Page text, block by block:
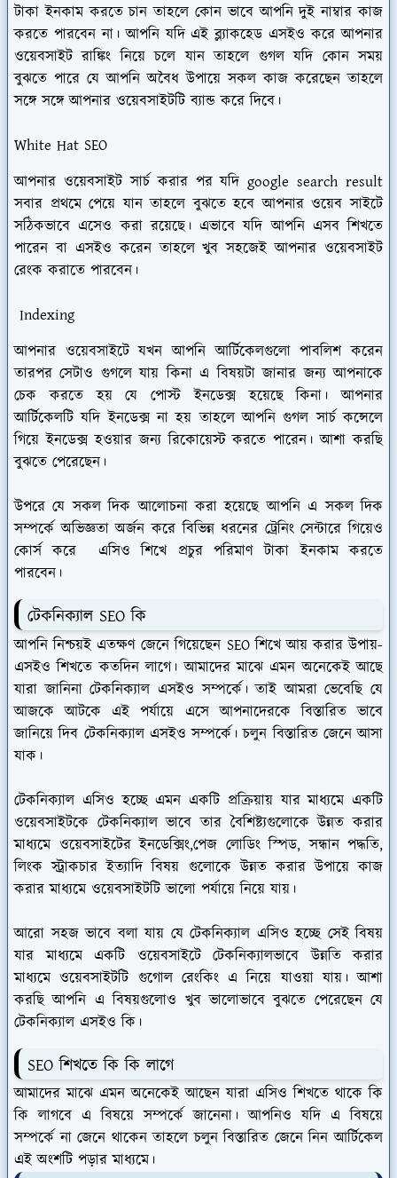
টাকা ইনকাম করতে চান তাহলে কোন ভাবে আপনি দুই নাম্বার কাজ
করতে পারবেন না। আপনি যদি এই ব্ল্যাকহেড এসইও করে আপনার
ওয়েবসাইট রাঙ্কিং নিয়ে চলে যান তাহলে গুগল যদি কোন সময়
বুঝতে পারে যে আপনি অবৈধ উপায়ে সকল কাজ করেছেন তাহলে
সঙ্গে সঙ্গে আপনার ওয়েবসাইটটি ব্যান্ড করে দিবে।
White Hat SEO
আপনার ওয়েবসাইট সার্চ করার পর যদি google search result
সবার প্রথমে পেয়ে যান তাহলে বুঝতে হবে আপনার ওয়েব সাইটে
সঠিকভাবে এসেও করা রয়েছে। এভাবে যদি আপনি এসব শিখতে
পারেন বা এসইও করেন তাহলে খুব সহজেই আপনার ওয়েবসাইট
রেংক করাতে পারবেন।
Indexing
আপনার ওয়েবসাইটে যখন আপনি আর্টিকেলগুলো পাবলিশ করেন
তারপর সেটাও গুগলে যায় কিনা এ বিষয়টা জানার জন্য আপনাকে
চেক করতে হয় যে পোস্ট ইনডেক্স হয়েছে কিনা। আপনার
আর্টিকেলটি যদি ইনডেক্স না হয় তাহলে আপনি গুগল সার্চ কন্সেলে
গিয়ে ইনডেক্স হওয়ার জন্য রিকোয়েস্ট করতে পারেন। আশা করছি
বুঝতে পেরেছেন।
উপরে যে সকল দিক আলোচনা করা হয়েছে আপনি এ সকল দিক
সম্পর্কে অভিজ্ঞতা অর্জন করে বিভিন্ন ধরনের ট্রেনিং সেন্টারে গিয়েও
কোর্স করে এসিও শিখে প্রচুর পরিমাণ টাকা ইনকাম করতে
পারবেন।
টেকনিক্যাল SEO কি
আপনি নিশ্চয়ই এতক্ষণ জেনে গিয়েছেন SEO শিখে আয় করার উপায়-
এসইও শিখতে কতদিন লাগে। আমাদের মাঝে এমন অনেকেই আছে
যারা জানিনা টেকনিক্যাল এসইও সম্পর্কে। তাই আমরা ভেবেছি যে
আজকে আটকে এই পর্যায়ে এসে আপনাদেরকে বিস্তারিত ভাবে
জানিয়ে দিব টেকনিক্যাল এসইও সম্পর্কে। চলুন বিস্তারিত জেনে আসা
যাক।
টেকনিক্যাল এসিও হচ্ছে এমন একটি প্রক্রিয়ায় যার মাধ্যমে একটি
ওয়েবসাইটকে টেকনিক্যাল ভাবে তার বৈশিষ্ট্যগুলোকে উন্নত করার
মাধ্যমে ওয়েবসাইটের ইনডেক্সিং,পেজ লোডিং স্পিড, সন্ধান পদ্ধতি,
লিংক স্ট্রাকচার ইত্যাদি বিষয় গুলোকে উন্নত করার উপায়ে কাজ
করার মাধ্যমে ওয়েবসাইটটি ভালো পর্যায়ে নিয়ে যায়।
আরো সহজ ভাবে বলা যায় যে টেকনিক্যাল এসিও হচ্ছে সেই বিষয়
যার মাধ্যমে একটি ওয়েবসাইটে টেকনিক্যালভাবে উন্নতি করার
মাধ্যমে ওয়েবসাইটটি গুগোল রেংকিং এ নিয়ে যাওয়া যায়। আশা
করছি আপনি এ বিষয়গুলোও খুব ভালোভাবে বুঝতে পেরেছেন যে
টেকনিক্যাল এসইও কি।
SEO শিখতে কি কি লাগে
আমাদের মাঝে এমন অনেকেই আছেন যারা এসিও শিখতে থাকে কি
কি লাগবে এ বিষয়ে সম্পর্কে জানেনা। আপনিও যদি এ বিষয়ে
সম্পর্কে না জেনে থাকেন তাহলে চলুন বিস্তারিত জেনে নিন আর্টিকেল
এই অংশটি পড়ার মাধ্যমে।